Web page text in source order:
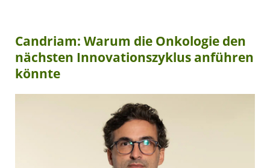
Candriam: Warum die Onkologie den
nächsten Innovationszyklus anführen
könnte